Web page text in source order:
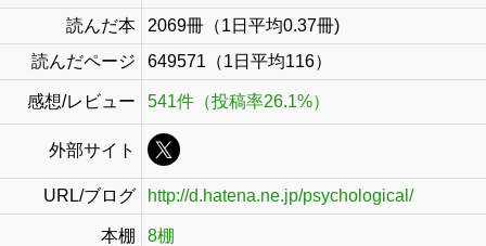
読んだ本
2069冊（1日平均0.37冊)
読んだページ
649571（1日平均116）
感想/レビュー 541件（投稿率26.1%）
外部サイト
URL/ブログ http://d.hatena.ne.jp/psychological/
本棚 8棚